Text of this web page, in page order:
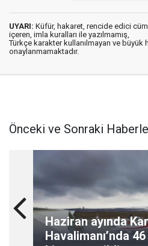
UYARI: Küfür, hakaret, rencide edici
içeren, imla kuralları ile yazılmamış,
Türkçe karakter kullanılmayan ve büyük
onaylanmamaktadır.
Önceki ve Sonraki
Haziran ayında
Havalimanı’nda